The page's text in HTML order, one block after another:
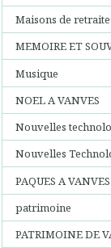
Maisons de
MEMOIRE ET
Musique
NOEL A VANVES
Nouvelles
Nouvelles
PAQUES A VANVES
patrimoine
PATRIMOINE DE